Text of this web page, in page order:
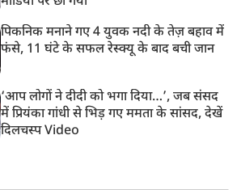
पिकनिक मनाने गए 4 युवक नदी के तेज़ बहाव में
फंसे, 11 घंटे के सफल रेस्क्यू के बाद बची जान
‘आप लोगों ने दीदी को भगा दिया…’, जब संसद
में प्रियंका गांधी से भिड़ गए ममता के सांसद, देखें
दिलचस्प Video